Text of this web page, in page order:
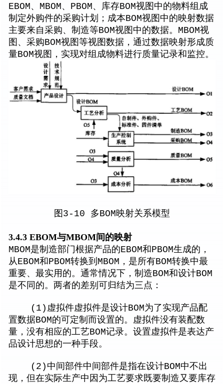
EBOM、MBOM、PBOM、库存BOM视图中的物料组成
制定外购件的采购计划；成本BOM视图中的映射数据
主要来自采购、制造等BOM视图中的数据。MBOM视
图、采购BOM视图等视图数据，通过数据映射形成质
量BOM视图，实现对组成物料进行质量记录和监控。
图3-10 多BOM映射关系模型
3.4.3 EBOM与MBOM间的映射
MBOM是制造部门根据产品的EBOM和PBOM生成的，
从EBOM和PBOM转换到MBOM，是所有BOM转换中最
重要、最实用的。通常情况下，制造BOM和设计BOM
是不同的。两者的差别可归结为三点：
(1)虚拟件虚拟件是设计BOM为了实现产品配
置数据BOM的可定制而设置的。虚拟件没有装配数
量，没有相应的工艺BOM记录。设置虚拟件是表达产
品设计思想的一种手段。
(2)中间部件中间部件是指在设计BOM中不出
现，但在实际生产中因为工艺要求既要制造又要库存